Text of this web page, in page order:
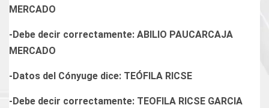
MERCADO
-Debe decir correctamente: ABILIO PAUCARCAJA
MERCADO
-Datos del Cónyuge dice: TEÓFILA RICSE
-Debe decir correctamente: TEOFILA RICSE GARCIA